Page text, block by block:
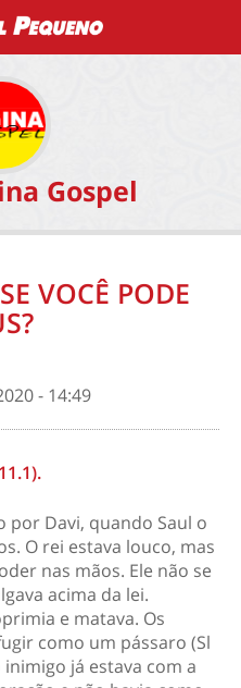
Gospel
VOCÊ PODE
- 14:49
Davi, quando Saul o
O rei estava louco, mas
nas mãos. Ele não se
acima da lei.
e matava. Os
como um pássaro (Sl
já estava com a